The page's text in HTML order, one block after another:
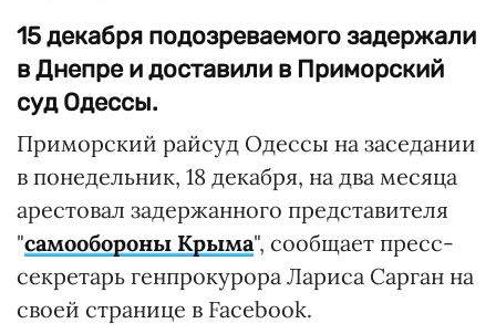
15 декабря подозреваемого задержали
в Днепре и доставили в Приморский
суд Одессы.
Приморский райсуд Одессы на заседании
в понедельник, 18 декабря, на два месяца
арестовал задержанного представителя
"cамообороны Крыма", сообщает пресс-
секретарь генпрокурора Лариса Сарган на
своей странице в Facebook.